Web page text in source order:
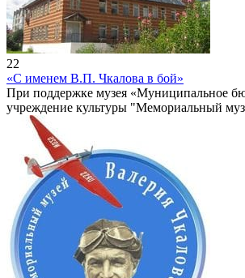
22
«С именем В.П. Чкалова в бой»
При поддержке музея «Муниципальное
учреждение культуры "Мемориальный